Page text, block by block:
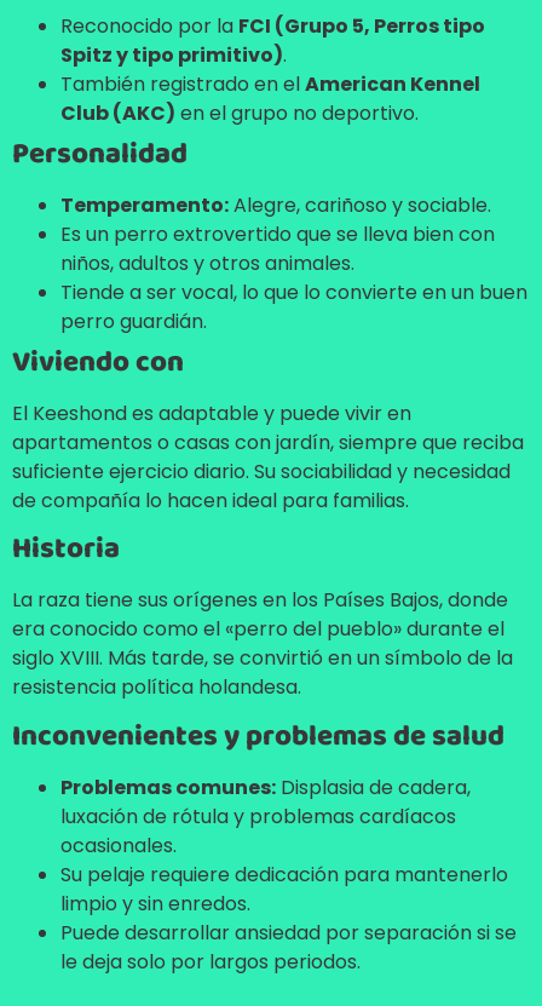
Reconocido por la FCI (Grupo 5, Perros tipo
Spitz y tipo primitivo).
También registrado en elAmerican Kennel
Club (AKC) en el grupo no deportivo.
Personalidad
Temperamento:Alegre, cariñoso y sociable.
Es un perro extrovertido que se lleva bien con
niños, adultos y otros animales.
Tiende a ser vocal, lo que lo convierte en un buen
perro guardián.
Viviendo con
El Keeshond es adaptable y puede vivir en
apartamentos o casas con jardín, siempre que reciba
suficiente ejercicio diario. Su sociabilidad y necesidad
de compañía lo hacen ideal para familias.
Historia
La raza tiene sus orígenes en los Países Bajos, donde
era conocido como el «perro del pueblo» durante el
siglo XVIII. Más tarde, se convirtió en un símbolo de la
resistencia política holandesa.
Inconvenientes y problemas de salud
Problemas comunes: Displasia de cadera,
luxación de rótula y problemas cardíacos
ocasionales.
Su pelaje requiere dedicación para mantenerlo
limpio y sin enredos.
Puede desarrollar ansiedad por separación si se
le deja solo por largos periodos.